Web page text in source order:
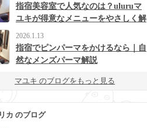
指宿美容室で人気なのは？uluruマ
ユキが得意なメニューをやさしく解
2026.1.13
指宿でピンパーマをかけるなら｜自
然なメンズパーマ解説
マユキ のブログをもっと見る
カ のブログ